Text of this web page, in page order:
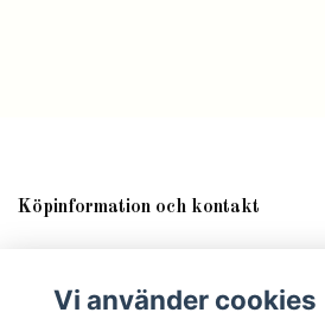
Köpinformation och kontakt
Vi använder cookies